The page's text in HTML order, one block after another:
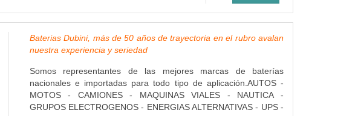
Baterias Dubini, más de 50 años de trayectoria en el rubro avalan
nuestra experiencia y seriedad
Somos representantes de las mejores marcas de baterías
nacionales e importadas para todo tipo de aplicación.AUTOS -
MOTOS - CAMIONES - MAQUINAS VIALES - NAUTICA -
GRUPOS ELECTROGENOS - ENERGIAS ALTERNATIVAS - UPS -